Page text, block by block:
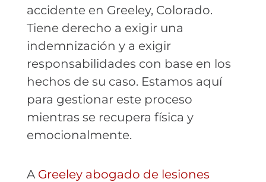
accidente en Greeley, Colorado.
Tiene derecho a exigir una
indemnización y a exigir
responsabilidades con base en los
hechos de su caso. Estamos aquí
para gestionar este proceso
mientras se recupera física y
emocionalmente.
A Greeley abogado de lesiones